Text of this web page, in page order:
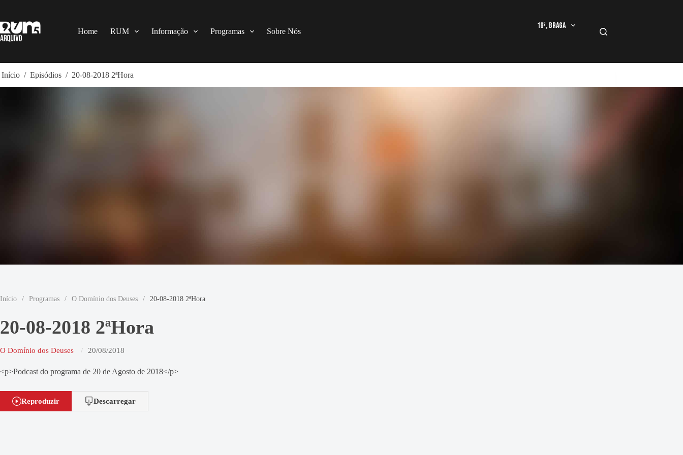
o
conteúdo
Home RUM Informação Programas Sobre Nós
16º, Braga
Início / Episódios / 20-08-2018 2ªHora
Início / Programas / O Domínio dos Deuses / 20-08-2018 2ªHora
20-08-2018 2ªHora
O Domínio dos Deuses 20/08/2018
<p>Podcast do programa de 20 de Agosto de 2018</p>
Reproduzir Descarregar